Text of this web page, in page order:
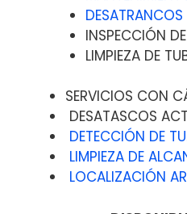
INSPECCIÓN
LIMPIEZA DE
SERVICIOS CON
DESATASCOS
DETECCIÓN DE
LIMPIEZA DE
LOCALIZACIÓN